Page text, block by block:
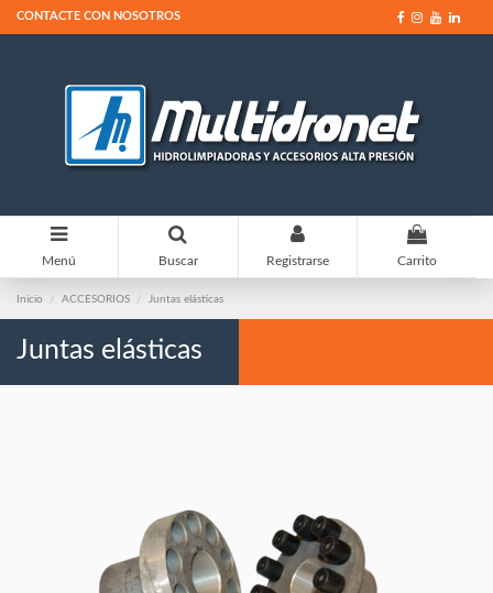
CONTACTE CON NOSOTROS
Menú Buscar Registrarse
0
Carrito
Inicio ACCESORIOS Juntas elásticas
Juntas elásticas